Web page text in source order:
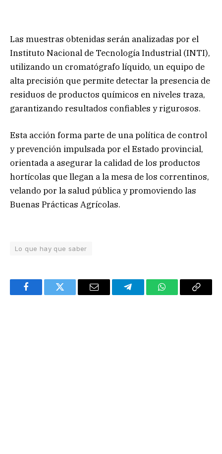
Las muestras obtenidas serán analizadas por el
Instituto Nacional de Tecnología Industrial (INTI),
utilizando un cromatógrafo líquido, un equipo de
alta precisión que permite detectar la presencia de
residuos de productos químicos en niveles traza,
garantizando resultados confiables y rigurosos.
Esta acción forma parte de una política de control
y prevención impulsada por el Estado provincial,
orientada a asegurar la calidad de los productos
hortícolas que llegan a la mesa de los correntinos,
velando por la salud pública y promoviendo las
Buenas Prácticas Agrícolas.
Lo que hay que saber
FacebookTwitter Email TelegramWhatsAppCopy